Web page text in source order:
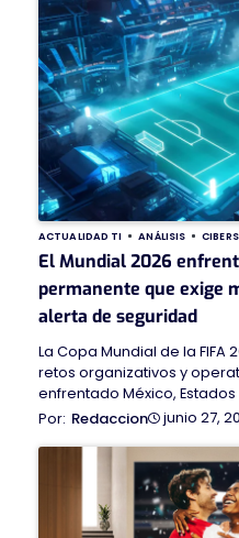
ACTUALIDAD TI ANÁLISIS
El Mundial 2026
permanente que exige
alerta de seguridad
La Copa Mundial de la FIFA
retos organizativos y
enfrentado México,
Redaccion
junio 27,